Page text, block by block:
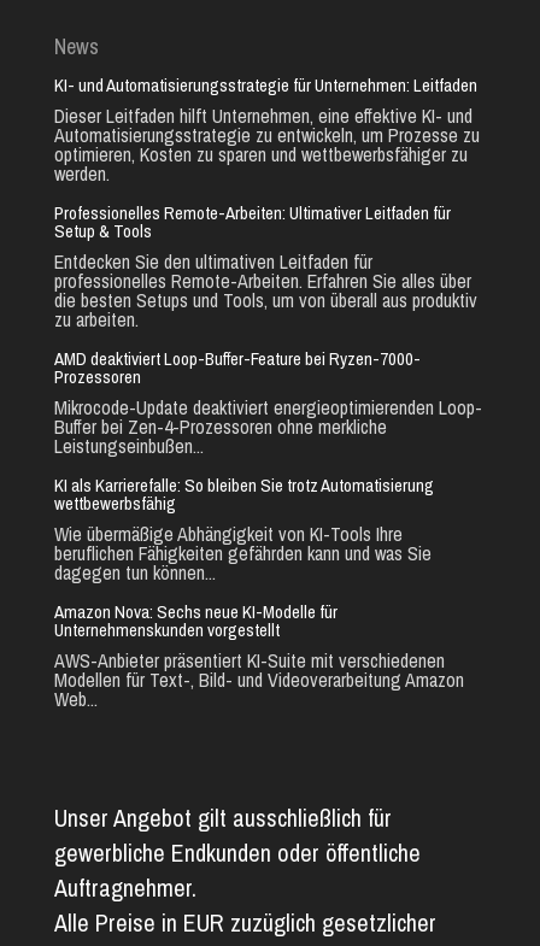
News
KI- und Automatisierungsstrategie für Unternehmen: Leitfaden
Dieser Leitfaden hilft Unternehmen, eine effektive KI- und
Automatisierungsstrategie zu entwickeln, um Prozesse zu
optimieren, Kosten zu sparen und wettbewerbsfähiger zu
werden.
Professionelles Remote-Arbeiten: Ultimativer Leitfaden für
Setup & Tools
Entdecken Sie den ultimativen Leitfaden für
professionelles Remote-Arbeiten. Erfahren Sie alles über
die besten Setups und Tools, um von überall aus produktiv
zu arbeiten.
AMD deaktiviert Loop-Buffer-Feature bei Ryzen-7000-
Prozessoren
Mikrocode-Update deaktiviert energieoptimierenden Loop-
Buffer bei Zen-4-Prozessoren ohne merkliche
Leistungseinbußen...
KI als Karrierefalle: So bleiben Sie trotz Automatisierung
wettbewerbsfähig
Wie übermäßige Abhängigkeit von KI-Tools Ihre
beruflichen Fähigkeiten gefährden kann und was Sie
dagegen tun können...
Amazon Nova: Sechs neue KI-Modelle für
Unternehmenskunden vorgestellt
AWS-Anbieter präsentiert KI-Suite mit verschiedenen
Modellen für Text-, Bild- und Videoverarbeitung Amazon
Web...
Unser Angebot gilt ausschließlich für
gewerbliche Endkunden oder öffentliche
Auftragnehmer.
Alle Preise in EUR zuzüglich gesetzlicher